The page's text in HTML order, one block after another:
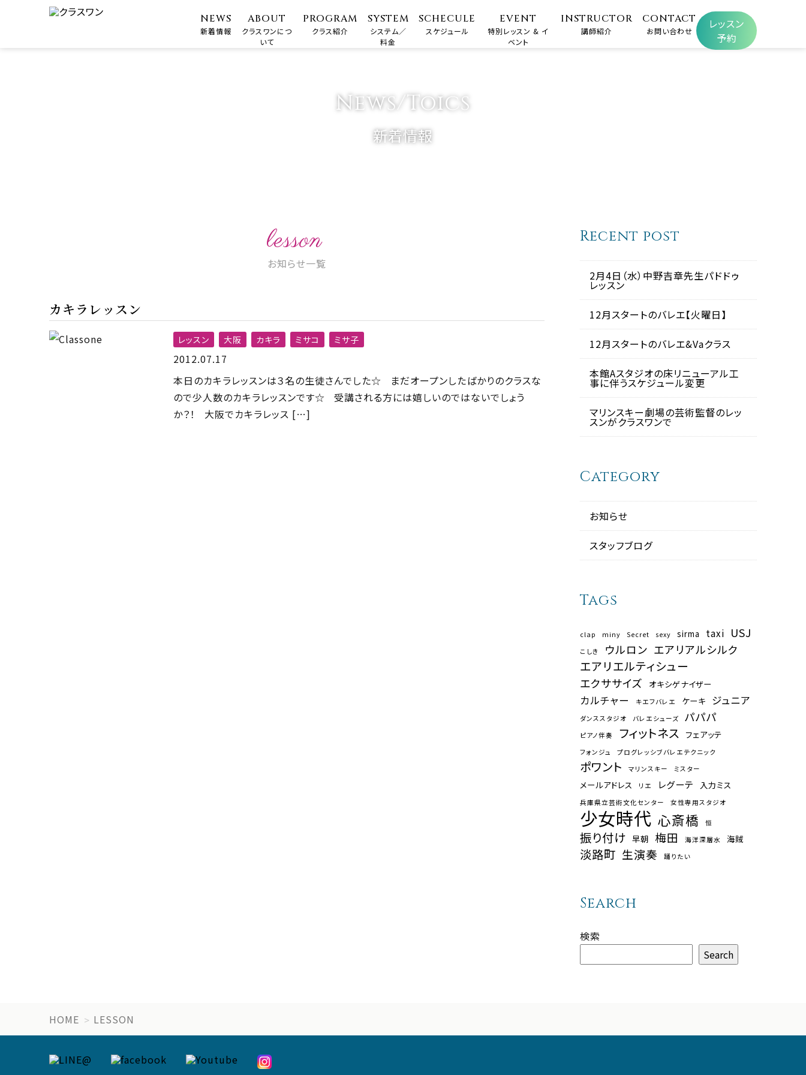
NEWS
新着情報
ABOUT
クラスワンにつ
いて
PROGRAM
クラス紹介
SYSTEM
システム／
料金
SCHECULE
スケジュール
EVENT
特別レッスン & イ
ベント
INSTRUCTOR
講師紹介
CONTACT
お問い合わせ
レッスン
予約
News/Toics
新着情報
lesson
お知らせ一覧
カキラレッスン
レッスン 大阪 カキラ ミサコ ミサ子
2012.07.17
本日のカキラレッスンは３名の生徒さんでした☆ まだオープンしたばかりのクラスな
ので少人数のカキラレッスンです☆ 受講される方には嬉しいのではないでしょう
か？！ 大阪でカキラレッス […]
Recent post
2月4日（水）中野吉章先生パドドゥ
レッスン
12月スタートのバレエ【火曜日】
12月スタートのバレエ&Vaクラス
本館Aスタジオの床リニューアル工
事に伴うスケジュール変更
マリンスキー劇場の芸術監督のレッ
スンがクラスワンで
Category
お知らせ
スタッフブログ
Tags
clap miny Secret sexy sirma taxi USJ
こしき ウルロン エアリアルシルク
エアリエルティシュー
エクササイズ オキシゲナイザー
カルチャー キエフバレエ ケーキ ジュニア
ダンススタジオ バレエシューズ パパパ
ピアノ伴奏 フィットネス フェアッテ
フォンジュ プログレッシブバレエテクニック
ポワント マリンスキー ミスター
メールアドレス リエ レグーテ 入力ミス
兵庫県立芸術文化センター 女性専用スタジオ
少女時代 心斎橋 恒
振り付け 早朝 梅田 海洋深層水 海賊
淡路町 生演奏 踊りたい
Search
検索
Search
HOME LESSON